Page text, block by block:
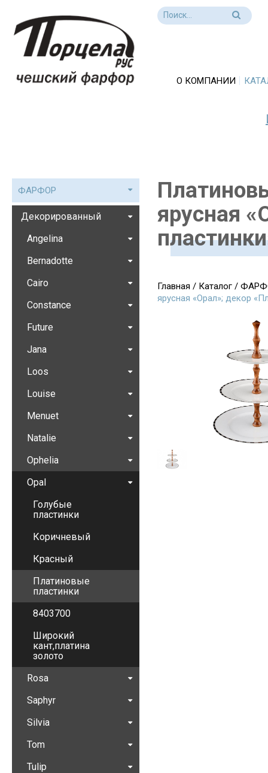
О КОМПАНИИ
ярусная
Главная / Каталог/
ярусная «Opaл»; декор
ФАРФОР
Декорированный
Angelina
Bernadotte
Cairo
Constance
Future
Jana
Loos
Louise
Menuet
Natalie
Ophelia
Opal
Голубые
пластинки
Коричневый
Красный
Платиновые
пластинки
8403700
Широкий
кант,платина
золото
Rosa
Saphyr
Silvia
Tom
Tulip